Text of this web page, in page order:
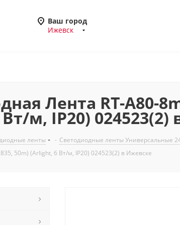
Ваш город
Ижевск
Лента RT-A80-
м, IP20) 024523(2)
ленты - Светодиодные ленты Универсальные
50m) (Arlight, 6 Вт/м, IP20) 024523(2) в Ижевске